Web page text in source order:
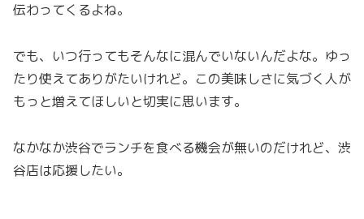
伝わってくるよね。
でも、いつ行ってもそんなに混んでいないんだよな。ゆっ
たり使えてありがたいけれど。この美味しさに気づく人が
もっと増えてほしいと切実に思います。
なかなか渋谷でランチを食べる機会が無いのだけれど、渋
谷店は応援したい。